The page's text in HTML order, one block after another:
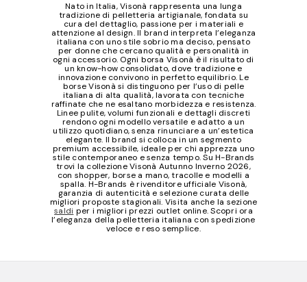
Nato in Italia, Visonà rappresenta una lunga
tradizione di pelletteria artigianale, fondata su
cura del dettaglio, passione per i materiali e
attenzione al design. Il brand interpreta l’eleganza
italiana con uno stile sobrio ma deciso, pensato
per donne che cercano qualità e personalità in
ogni accessorio. Ogni borsa Visonà è il risultato di
un know-how consolidato, dove tradizione e
innovazione convivono in perfetto equilibrio. Le
borse Visonà si distinguono per l’uso di pelle
italiana di alta qualità, lavorata con tecniche
raffinate che ne esaltano morbidezza e resistenza.
Linee pulite, volumi funzionali e dettagli discreti
rendono ogni modello versatile e adatto a un
utilizzo quotidiano, senza rinunciare a un’estetica
elegante. Il brand si colloca in un segmento
premium accessibile, ideale per chi apprezza uno
stile contemporaneo e senza tempo. Su H-Brands
trovi la collezione Visonà Autunno Inverno 2026,
con shopper, borse a mano, tracolle e modelli a
spalla. H-Brands è rivenditore ufficiale Visonà,
garanzia di autenticità e selezione curata delle
migliori proposte stagionali. Visita anche la sezione
saldi per i migliori prezzi outlet online. Scopri ora
l’eleganza della pelletteria italiana con spedizione
veloce e reso semplice.